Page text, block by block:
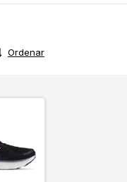
Ordenar